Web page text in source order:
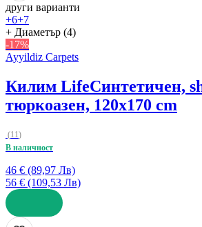
други варианти
+6+7
+ Диаметър (4)
-17%
Ayyildiz Carpets
Килим LifeСинтетичен,
тюркоазен, 120x170 cm
(11)
В наличност
46 € (89,97 Лв)
56 € (109,53 Лв)
ДОБАВИ